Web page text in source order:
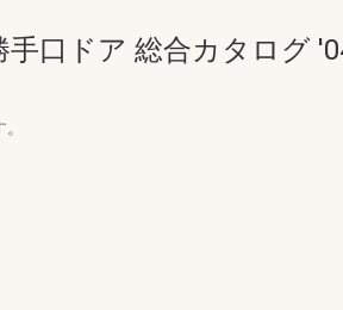
口ドア 総合カタログ